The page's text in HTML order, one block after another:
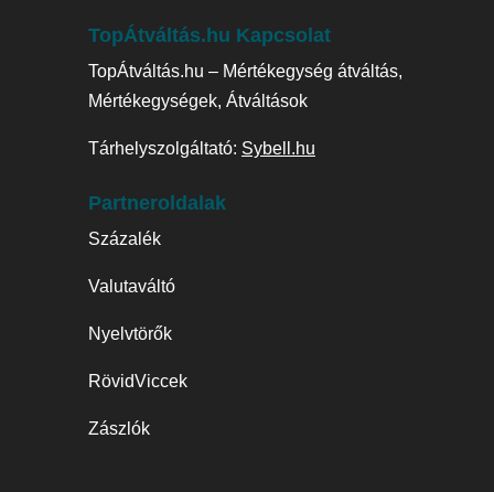
TopÁtváltás.hu Kapcsolat
TopÁtváltás.hu – Mértékegység átváltás,
Mértékegységek, Átváltások
Tárhelyszolgáltató: Sybell.hu
Partneroldalak
Százalék
Valutaváltó
Nyelvtörők
RövidViccek
Zászlók